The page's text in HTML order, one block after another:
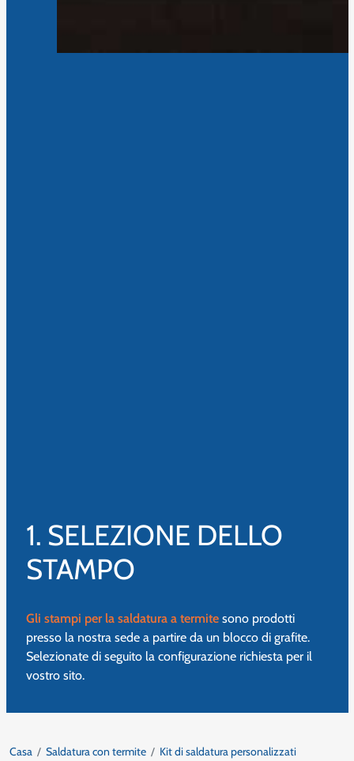
1. SELEZIONE DELLO
STAMPO
Gli stampi per la saldatura a termitesono prodotti
presso la nostra sede a partire da un blocco di grafite.
Selezionate di seguito la configurazione richiesta per il
vostro sito.
Casa Saldatura con termite Kit di saldatura personalizzati